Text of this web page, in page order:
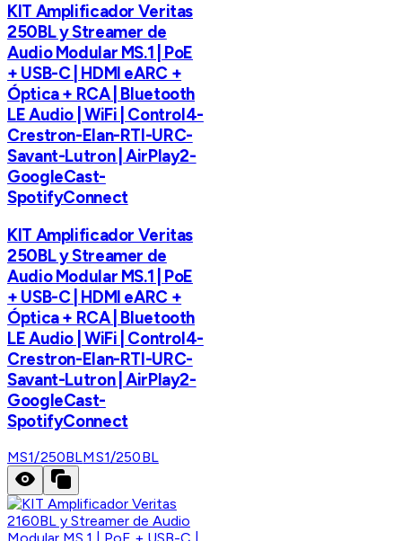
KIT Amplificador Veritas
250BL y Streamer de
Audio Modular MS.1 | PoE
+ USB-C | HDMI eARC +
Óptica + RCA | Bluetooth
LE Audio | WiFi | Control4-
Crestron-Elan-RTI-URC-
Savant-Lutron | AirPlay2-
GoogleCast-
SpotifyConnect
KIT Amplificador Veritas
250BL y Streamer de
Audio Modular MS.1 | PoE
+ USB-C | HDMI eARC +
Óptica + RCA | Bluetooth
LE Audio | WiFi | Control4-
Crestron-Elan-RTI-URC-
Savant-Lutron | AirPlay2-
GoogleCast-
SpotifyConnect
MS1/250BLMS1/250BL